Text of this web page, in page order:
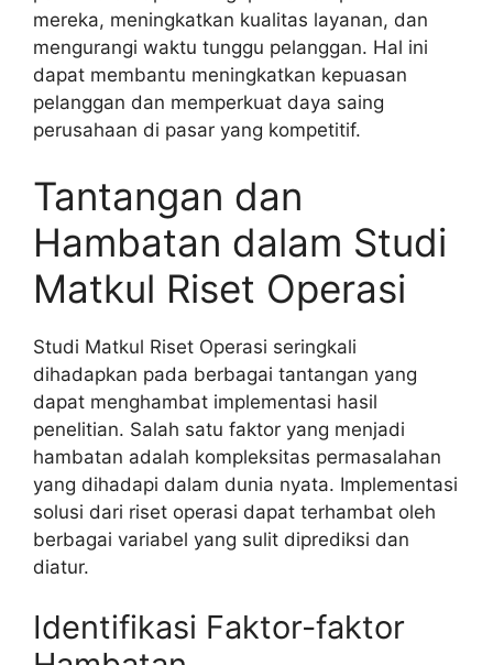
mereka, meningkatkan kualitas layanan, dan
mengurangi waktu tunggu pelanggan. Hal ini
dapat membantu meningkatkan kepuasan
pelanggan dan memperkuat daya saing
perusahaan di pasar yang kompetitif.
Tantangan dan
Hambatan dalam Studi
Matkul Riset Operasi
Studi Matkul Riset Operasi seringkali
dihadapkan pada berbagai tantangan yang
dapat menghambat implementasi hasil
penelitian. Salah satu faktor yang menjadi
hambatan adalah kompleksitas permasalahan
yang dihadapi dalam dunia nyata. Implementasi
solusi dari riset operasi dapat terhambat oleh
berbagai variabel yang sulit diprediksi dan
diatur.
Identifikasi Faktor-faktor